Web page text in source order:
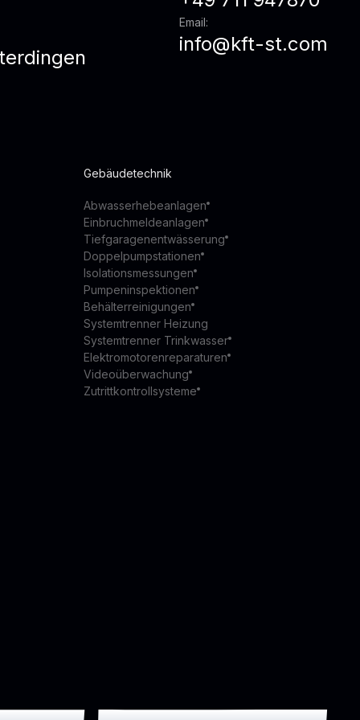
Email:
info@kft-st.com
Gebäudetechnik
Abwasserhebeanlagen
Einbruchmeldeanlagen
Tiefgaragenentwässerung
Doppelpumpstationen
Isolationsmessungen
Pumpeninspektionen
Behälterreinigungen
Systemtrenner Heizung
Systemtrenner Trinkwasser
Elektromotorenreparaturen
Videoüberwachung
Zutrittkontrollsysteme